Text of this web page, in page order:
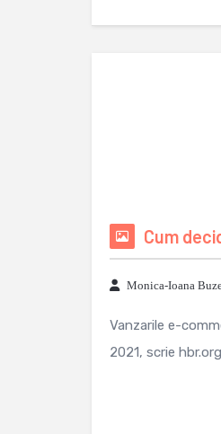
Cum
Monica-Ioana
Vanzarile e-
2021, scrie